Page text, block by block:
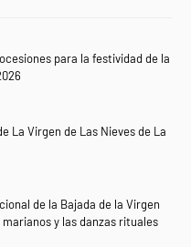
para la festividad de la
La Virgen de Las Nieves de La
de la Bajada de la Virgen
y las danzas rituales